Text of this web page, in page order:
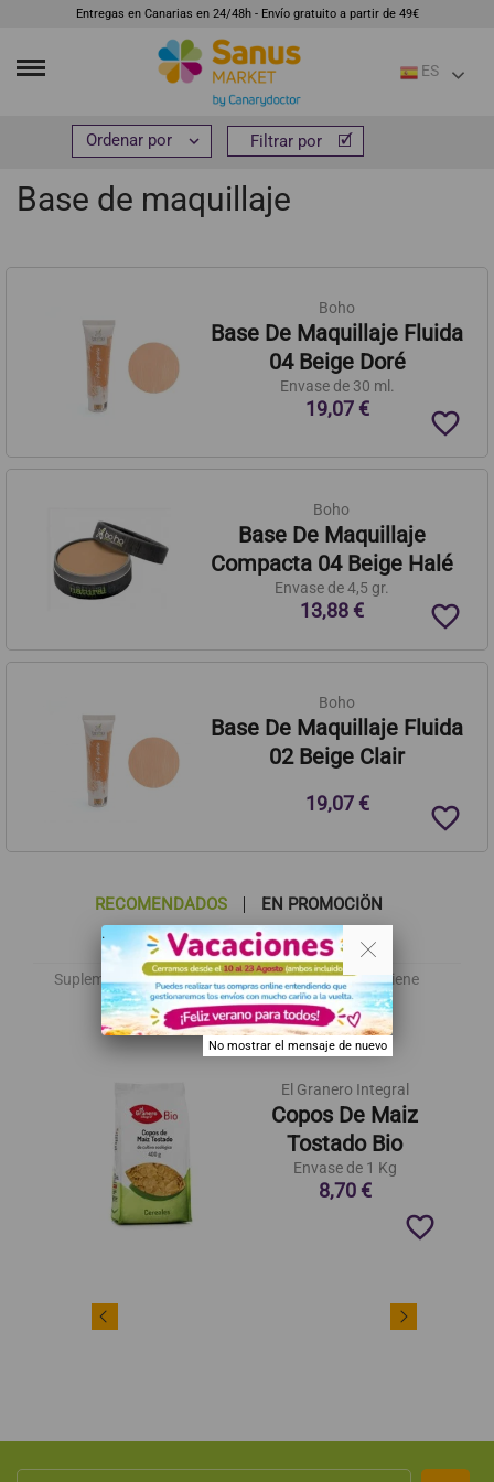
Entregas en Canarias en 24/48h - Envío gratuito a partir de 49€
ES
Cosmética e higiene Maquillajes Base de maquillaje
Base de maquillaje
 Filtrar por
Boho
Base De Maquillaje Fluida
04 Beige Doré
Envase de 30 ml.
19,07 € favorite_border
Boho
Base De Maquillaje
Compacta 04 Beige Halé
Envase de 4,5 gr.
13,88 € favorite_border
Boho
Base De Maquillaje Fluida
02 Beige Clair
19,07 € favorite_border
 Filtrar por
RECOMENDADOS
EN PROMOCIÖN
MAS VISTOS
Suplementos Alimentación
Cosmética e higiene
Infantil
Hogar y bienestar
El Granero Integral
Copos De Maiz
Tostado Bio
Envase de 1 Kg
8,70 €
favorite_border
. .
No mostrar el mensaje de nuevo